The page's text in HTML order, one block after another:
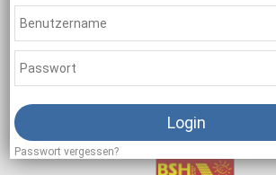
Login
Passwort vergessen?